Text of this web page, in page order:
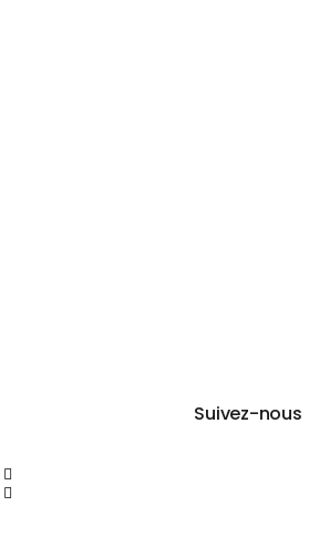
Suivez-nous